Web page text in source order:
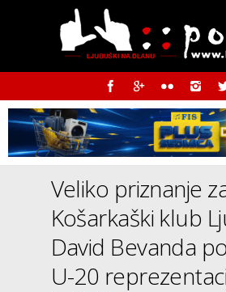
Veliko priznanje
Košarkaški klub
David Bevanda
U-20